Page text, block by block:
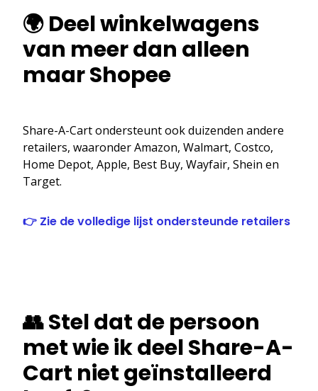
🌍 Deel winkelwagens
van meer dan alleen
maar Shopee
Share-A-Cart ondersteunt ook duizenden andere
retailers, waaronder Amazon, Walmart, Costco,
Home Depot, Apple, Best Buy, Wayfair, Shein en
Target.
👉 Zie de volledige lijst ondersteunde retailers
👥 Stel dat de persoon
met wie ik deel Share-A-
Cart niet geïnstalleerd